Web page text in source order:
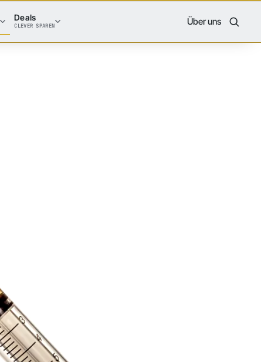
Deals
CLEVER SPAREN Über uns